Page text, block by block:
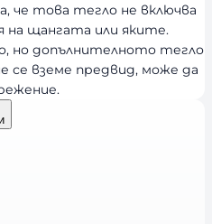
че това тегло не включва
на щангата или яките.
но допълнителното тегло
се вземе предвид, може да